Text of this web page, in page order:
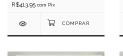
R$413,95 com Pix